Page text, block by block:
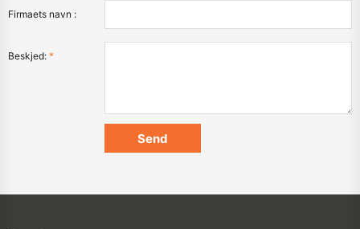
Firmaets navn :
Beskjed: *